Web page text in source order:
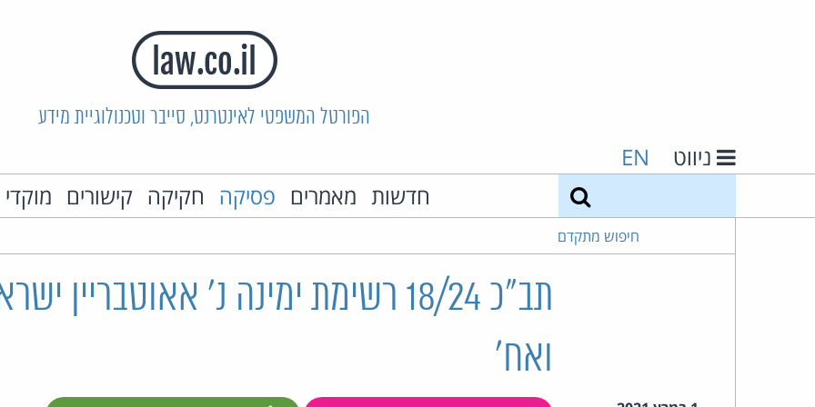
הפורטל המשפטי לאינטרנט, סייבר וטכנולוגיית מידע
ניווט EN
חדשות מאמרים פסיקה חקיקה קישורים
חיפוש מתקדם
תב"כ 18/24 רשימת ימינה נ' אאוטבריין
ואח'